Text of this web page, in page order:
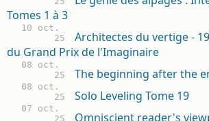
Tomes 1 à 3
10 oct.
25
Architectes du vertige -
du Grand Prix de l'Imaginaire
08 oct.
25
The beginning after the
08 oct.
25
Solo Leveling Tome 19
07 oct.
25
Omniscient reader's